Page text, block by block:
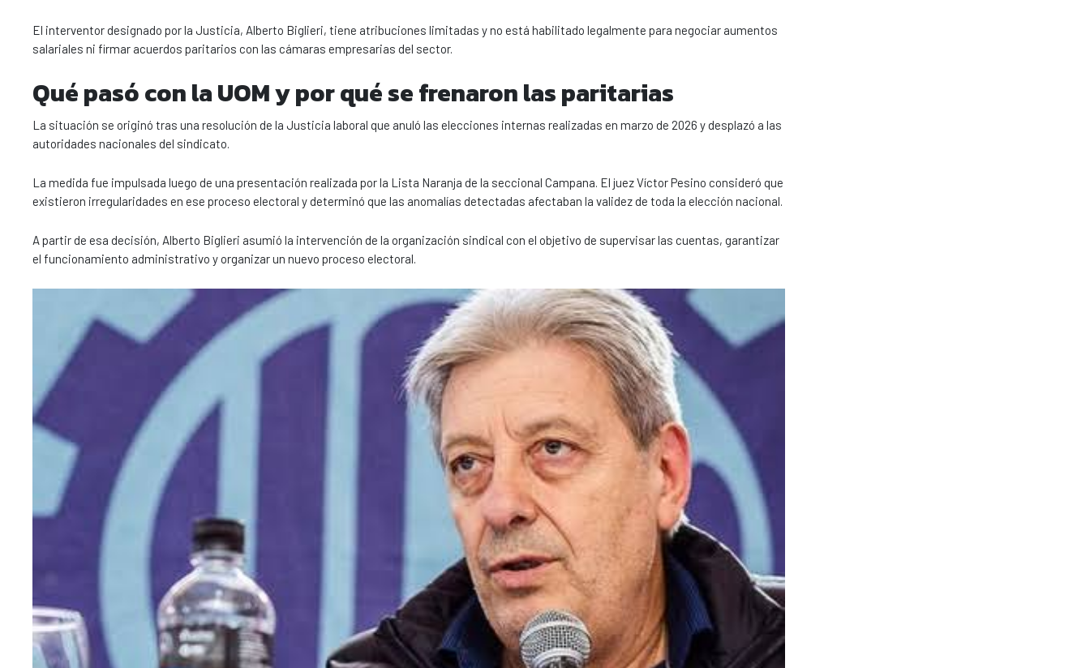
El interventor designado por la Justicia, Alberto Biglieri, tiene atribuciones limitadas y no está habilitado legalmente para negociar aumentos
salariales ni firmar acuerdos paritarios con las cámaras empresarias del sector.
Qué pasó con la UOM y por qué se frenaron las paritarias
La situación se originó tras una resolución de la Justicia laboral que anuló las elecciones internas realizadas en marzo de 2026 y desplazó a las
autoridades nacionales del sindicato.
La medida fue impulsada luego de una presentación realizada por la Lista Naranja de la seccional Campana. El juez Víctor Pesino consideró que
existieron irregularidades en ese proceso electoral y determinó que las anomalías detectadas afectaban la validez de toda la elección nacional.
A partir de esa decisión, Alberto Biglieri asumió la intervención de la organización sindical con el objetivo de supervisar las cuentas, garantizar
el funcionamiento administrativo y organizar un nuevo proceso electoral.